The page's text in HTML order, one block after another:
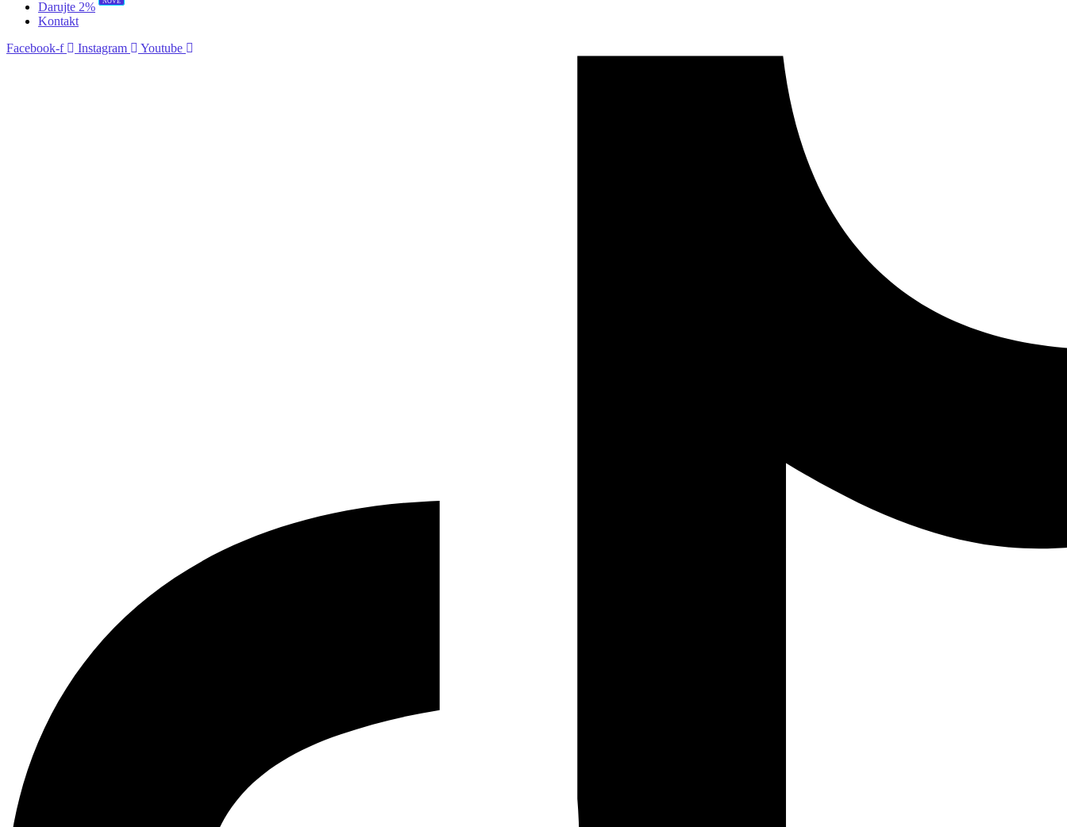
Darujte 2%
NOVÉ
Kontakt
Facebook-f
Instagram Youtube